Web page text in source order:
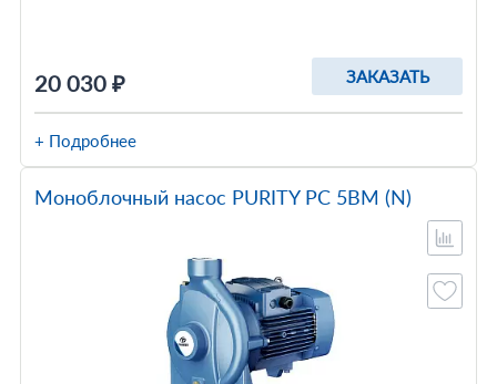
20 030 ₽ ЗАКАЗАТЬ
+ Подробнее
Моноблочный насос PURITY PC 5BM (N)